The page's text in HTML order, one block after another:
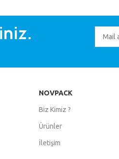
NOVPACK
Biz Kimiz ?
Ürünler
İletişim